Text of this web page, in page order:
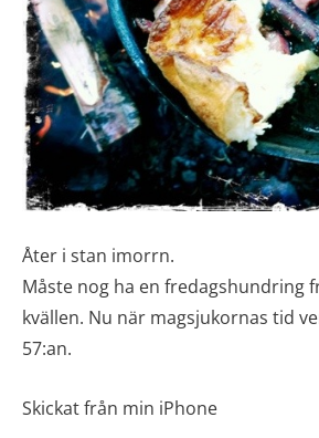
Åter i stan imorrn.
Måste nog ha en fredagshundring
kvällen. Nu när magsjukornas tid
57:an.
Skickat från min iPhone